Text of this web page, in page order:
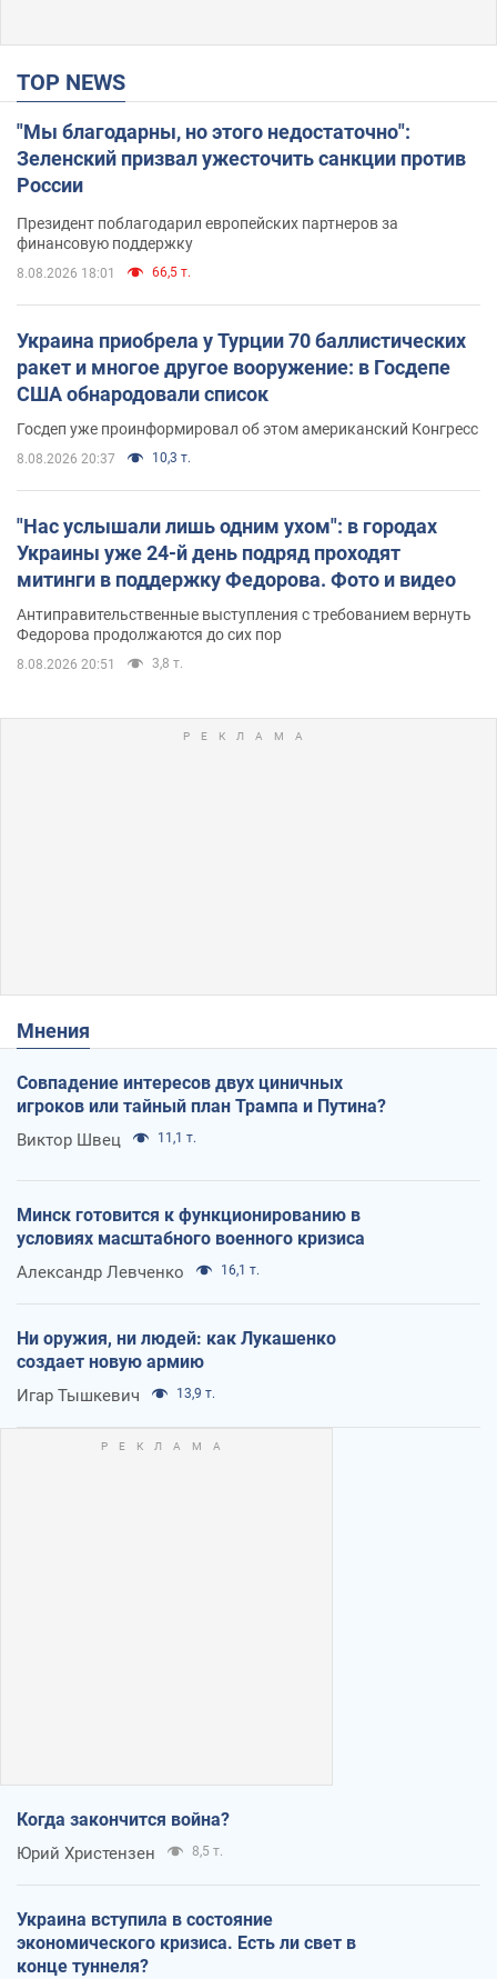
TOP NEWS
"Мы благодарны, но этого недостаточно":
Зеленский призвал ужесточить санкции против
России
Президент поблагодарил европейских партнеров за
финансовую поддержку
8.08.2026 18:01 66,5 т.
Украина приобрела у Турции 70 баллистических
ракет и многое другое вооружение: в Госдепе
США обнародовали список
Госдеп уже проинформировал об этом американский Конгресс
8.08.2026 20:37 10,3 т.
"Нас услышали лишь одним ухом": в городах
Украины уже 24-й день подряд проходят
митинги в поддержку Федорова. Фото и видео
Антиправительственные выступления с требованием вернуть
Федорова продолжаются до сих пор
8.08.2026 20:51 3,8 т.
Мнения
Совпадение интересов двух циничных
игроков или тайный план Трампа и Путина?
Виктор Швец 11,1 т.
Минск готовится к функционированию в
условиях масштабного военного кризиса
Александр Левченко 16,1 т.
Ни оружия, ни людей: как Лукашенко
создает новую армию
Игар Тышкевич 13,9 т.
Когда закончится война?
Юрий Христензен 8,5 т.
Украина вступила в состояние
экономического кризиса. Есть ли свет в
конце туннеля?